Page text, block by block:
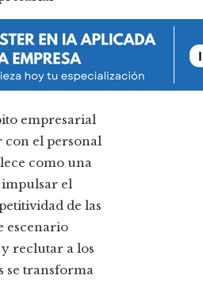
empresarial
con el personal
como una
impulsar el
de las
escenario
reclutar a los
se transforma